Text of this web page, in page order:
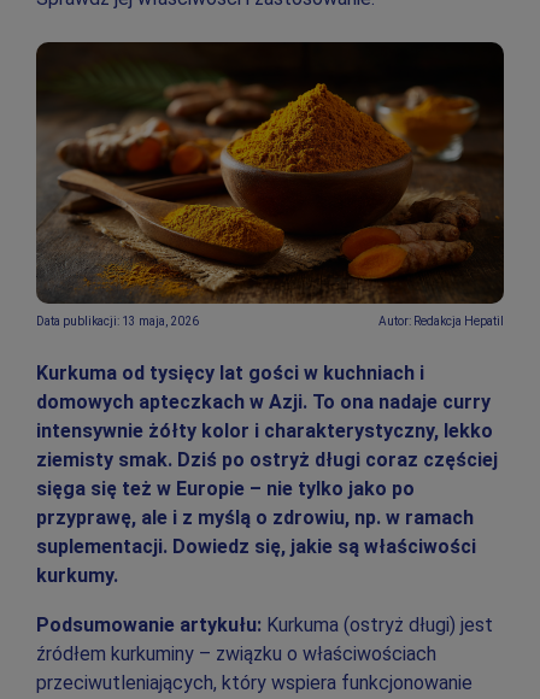
Data publikacji: 13 maja, 2026 Autor: Redakcja Hepatil
Kurkuma od tysięcy lat gości w kuchniach i
domowych apteczkach w Azji. To ona nadaje curry
intensywnie żółty kolor i charakterystyczny, lekko
ziemisty smak. Dziś po ostryż długi coraz częściej
sięga się też w Europie – nie tylko jako po
przyprawę, ale i z myślą o zdrowiu, np. w ramach
suplementacji. Dowiedz się, jakie są właściwości
kurkumy.
Podsumowanie artykułu: Kurkuma (ostryż długi) jest
źródłem kurkuminy – związku o właściwościach
przeciwutleniających, który wspiera funkcjonowanie